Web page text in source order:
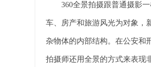
360全景拍摄跟普通摄影一
车、房产和旅游风光为对象，
杂物体的内部结构。在公安和
拍摄师还用全景的方式来表现